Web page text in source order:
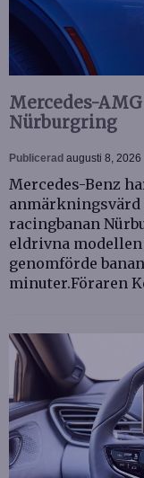
Mercedes-
Nürburgring
Publicerad augusti 8, 2026
Mercedes-Benz
anmärkningsvärd
racingbanan
eldrivna modellen
genomförde
minuter.Föraren